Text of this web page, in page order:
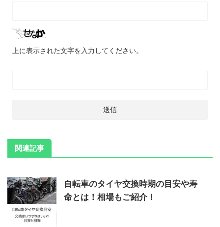
上に表示された文字を入力してください。
関連記事
自転車のタイヤ交換時期の目安や寿
命とは！相場もご紹介！